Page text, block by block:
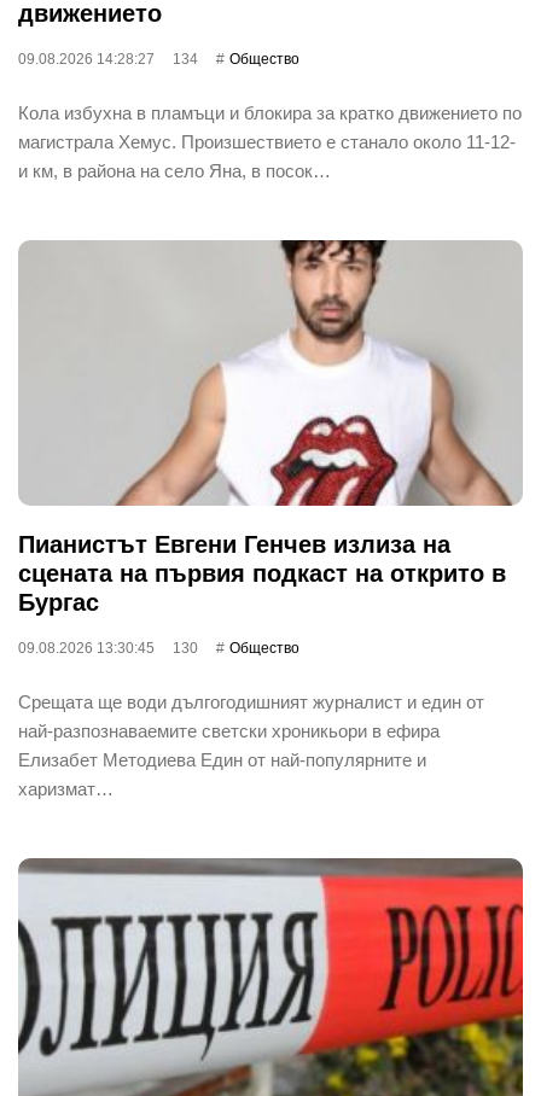
движението
09.08.2026 14:28:27 134 Общество
Кола избухна в пламъци и блокира за кратко движението по
магистрала Хемус. Произшествието е станало около 11-12-
и км, в района на село Яна, в посок…
Пианистът Евгени Генчев излиза на
сцената на първия подкаст на открито в
Бургас
09.08.2026 13:30:45 130 Общество
Срещата ще води дългогодишният журналист и един от
най-разпознаваемите светски хроникьори в ефира
Елизабет Методиева Един от най-популярните и
харизмат…